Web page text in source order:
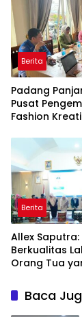
Berita
Padang
Pusat
Fashion
Berita
Allex
Berkualitas
Orang Tua
Baca